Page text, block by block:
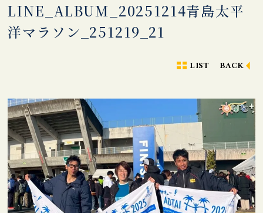
LINE_ALBUM_20251214青島太平
洋マラソン_251219_21
LIST BACK